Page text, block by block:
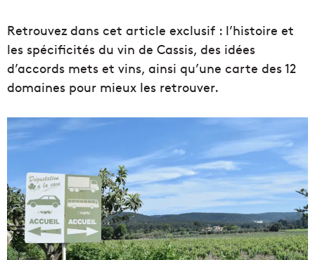
Retrouvez dans cet article exclusif : l’histoire et
les spécificités du vin de Cassis, des idées
d’accords mets et vins, ainsi qu’une carte des 12
domaines pour mieux les retrouver.